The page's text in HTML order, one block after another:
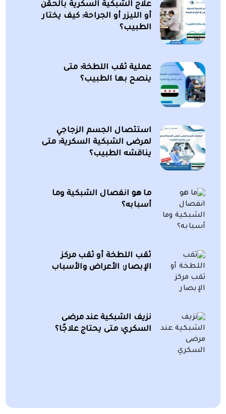
علاج الشبكية السكرية بالحقن
أو الليزر أو الجراحة: كيف يختار
الطبيب؟
عملية ثقب اللطخة: متى
ينصح بها الطبيب؟
استئصال الجسم الزجاجي
لمرضى الشبكية السكرية: متى
يناقشه الطبيب؟
ما هو انفصال الشبكية وما
أسبابه؟
ثقب اللطخة أو ثقب مركز
الإبصار: الأعراض والأسباب
نزيف الشبكية عند مرضى
السكري: متى يحتاج علاجًا؟